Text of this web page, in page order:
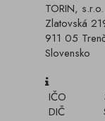
TORIN, s.r.o.
Zlatovská
911 05
Slovensko
IČO
DIČ